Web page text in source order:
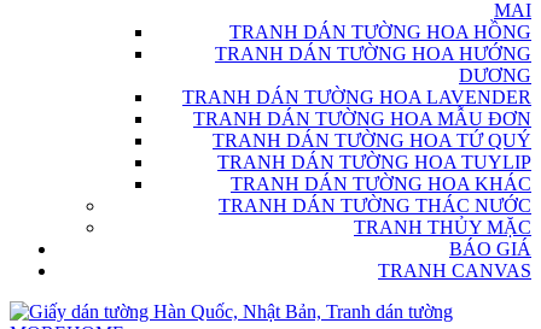
MAI
TRANH DÁN TƯỜNG HOA HỒNG
TRANH DÁN TƯỜNG HOA HƯỚNG
DƯƠNG
TRANH DÁN TƯỜNG HOA LAVENDER
TRANH DÁN TƯỜNG HOA MẪU ĐƠN
TRANH DÁN TƯỜNG HOA TỨ QUÝ
TRANH DÁN TƯỜNG HOA TUYLIP
TRANH DÁN TƯỜNG HOA KHÁC
TRANH DÁN TƯỜNG THÁC NƯỚC
TRANH THỦY MẶC
BÁO GIÁ
TRANH CANVAS